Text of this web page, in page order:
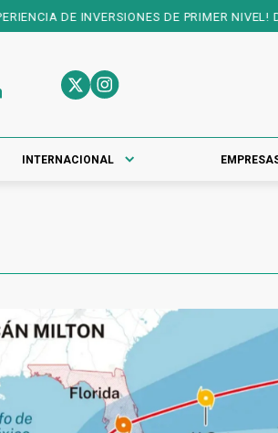
DE INVERSIONES DE PRIMER NIVEL!
INTERNACIONAL